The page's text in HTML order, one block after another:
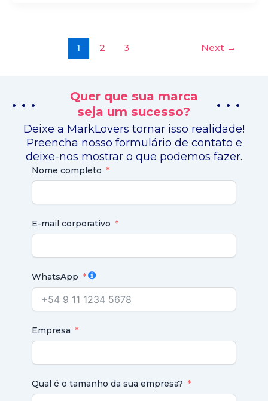
1 2 3 Next →
. . .
Quer que sua marca
seja um sucesso?
. . .
Deixe a MarkLovers tornar isso realidade!
Preencha nosso formulário de contato e
deixe-nos mostrar o que podemos fazer.
Nome completo
E-mail corporativo
WhatsApp
Empresa
Qual é o tamanho da sua empresa?